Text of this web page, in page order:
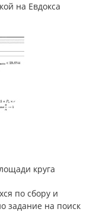
на Евдокса
круга
по сбору и
задание на поиск